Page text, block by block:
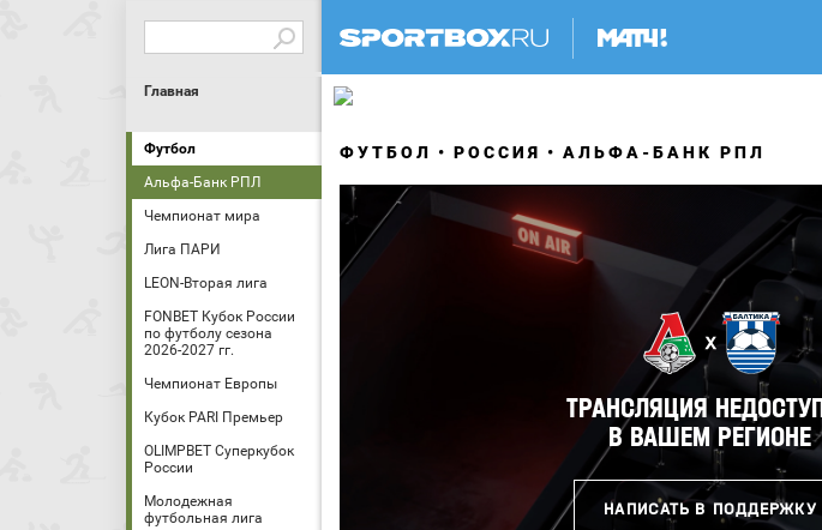
Главная
Футбол
Альфа-Банк РПЛ
Чемпионат мира
Лига ПАРИ
LEON-Вторая лига
FONBET Кубок России
по футболу сезона
2026-2027 гг.
Чемпионат Европы
Кубок PARI Премьер
OLIMPBET Суперкубок
России
Молодежная
футбольная лига
ФУТБОЛ РОССИЯ АЛЬФА-БАНК РПЛ